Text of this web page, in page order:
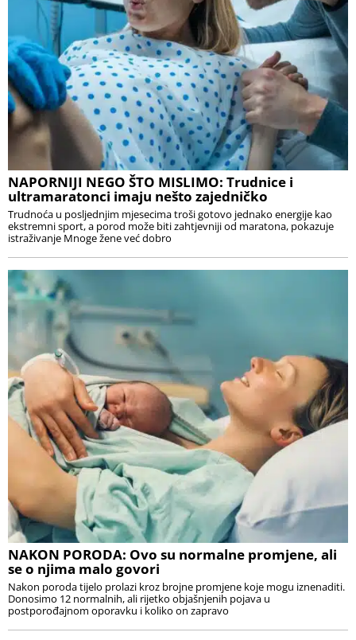
NAPORNIJI NEGO ŠTO MISLIMO: Trudnice i
ultramaratonci imaju nešto zajedničko
Trudnoća u posljednjim mjesecima troši gotovo jednako energije kao
ekstremni sport, a porod može biti zahtjevniji od maratona, pokazuje
istraživanje Mnoge žene već dobro
NAKON PORODA: Ovo su normalne promjene, ali
se o njima malo govori
Nakon poroda tijelo prolazi kroz brojne promjene koje mogu iznenaditi.
Donosimo 12 normalnih, ali rijetko objašnjenih pojava u
postporođajnom oporavku i koliko on zapravo